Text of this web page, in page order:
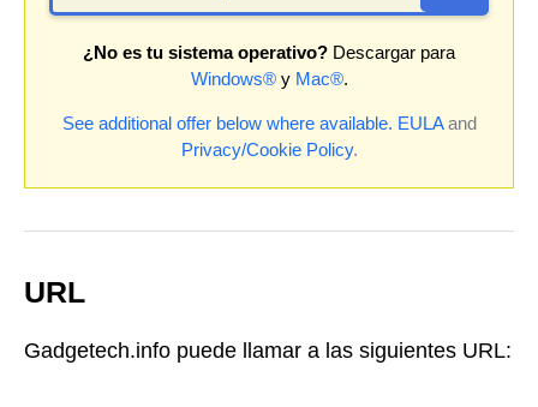
¿No es tu sistema operativo? Descargar para
Windows®y Mac®.
See additional offer below where available. EULAand
Privacy/Cookie Policy.
URL
Gadgetech.info puede llamar a las siguientes URL: